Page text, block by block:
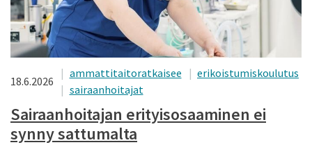
18.6.2026
ammattitaitoratkaisee
erikoistumiskoulutus
sairaanhoitajat
Sairaanhoitajan erityisosaaminen ei
synny sattumalta